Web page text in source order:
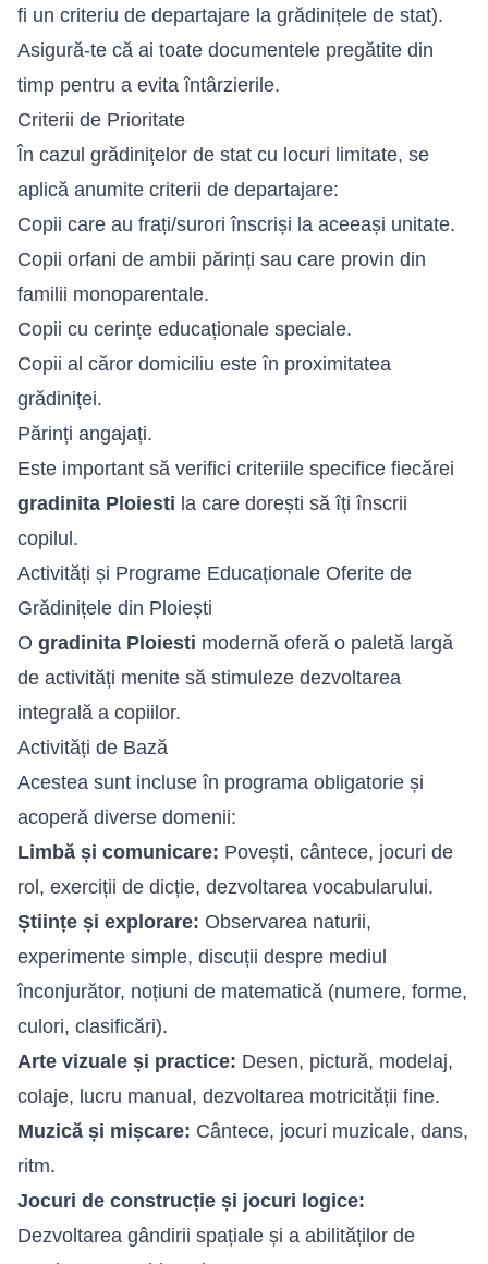
fi un criteriu de departajare la grădinițele de stat).
Asigură-te că ai toate documentele pregătite din
timp pentru a evita întârzierile.
Criterii de Prioritate
În cazul grădinițelor de stat cu locuri limitate, se
aplică anumite criterii de departajare:
Copii care au frați/surori înscriși la aceeași unitate.
Copii orfani de ambii părinți sau care provin din
familii monoparentale.
Copii cu cerințe educaționale speciale.
Copii al căror domiciliu este în proximitatea
grădiniței.
Părinți angajați.
Este important să verifici criteriile specifice fiecărei
gradinita Ploiesti la care dorești să îți înscrii
copilul.
Activități și Programe Educaționale Oferite de
Grădinițele din Ploiești
O gradinita Ploiesti modernă oferă o paletă largă
de activități menite să stimuleze dezvoltarea
integrală a copiilor.
Activități de Bază
Acestea sunt incluse în programa obligatorie și
acoperă diverse domenii:
Limbă și comunicare: Povești, cântece, jocuri de
rol, exerciții de dicție, dezvoltarea vocabularului.
Științe și explorare: Observarea naturii,
experimente simple, discuții despre mediul
înconjurător, noțiuni de matematică (numere, forme,
culori, clasificări).
Arte vizuale și practice: Desen, pictură, modelaj,
colaje, lucru manual, dezvoltarea motricității fine.
Muzică și mișcare: Cântece, jocuri muzicale, dans,
ritm.
Jocuri de construcție și jocuri logice:
Dezvoltarea gândirii spațiale și a abilităților de